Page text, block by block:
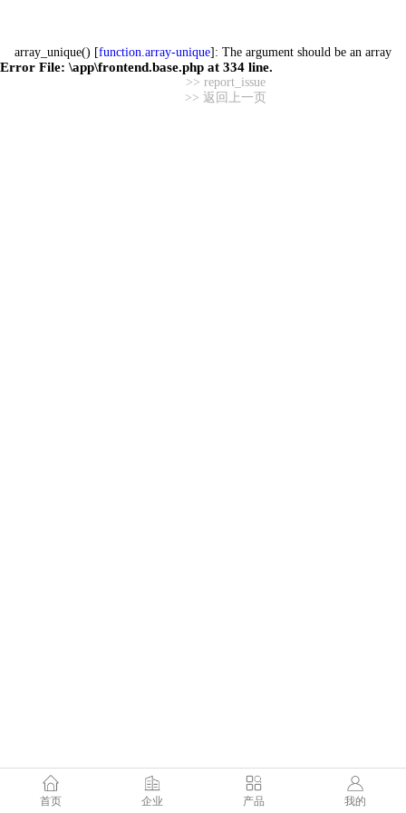
array_unique() [function.array-unique]: The argument should be an array
Error File: \app\frontend.base.php at 334 line.
>> report_issue
>> 返回上一页
首页 企业 产品 我的